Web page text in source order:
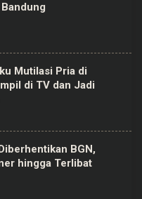
Mutilasi Pria di
di TV dan Jadi
BGN,
hingga Terlibat